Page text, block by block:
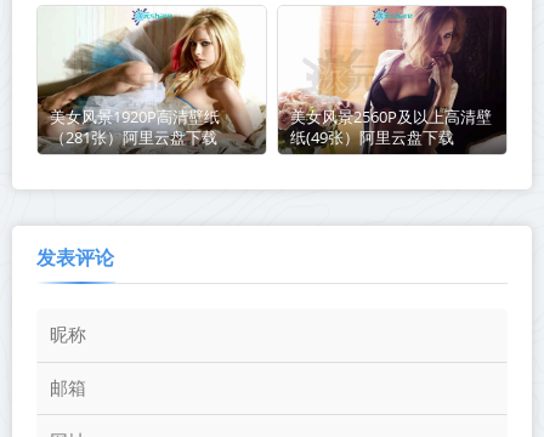
美女风景1920P高清壁纸
（281张）阿里云盘下载
美女风景2560P及以上高清壁
纸(49张）阿里云盘下载
发表评论